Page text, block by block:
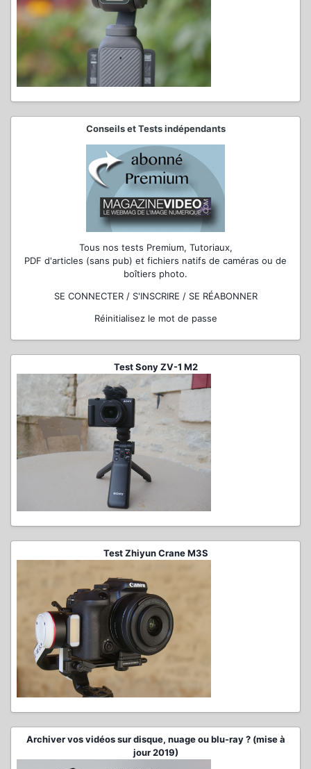
Conseils et Tests indépendants
Tous nos tests Premium, Tutoriaux,
PDF d'articles (sans pub) et fichiers natifs de caméras ou de
boîtiers photo.
SE CONNECTER / S'INSCRIRE / SE RÉABONNER
Réinitialisez le mot de passe
Test Sony ZV-1 M2
Test Zhiyun Crane M3S
Archiver vos vidéos sur disque, nuage ou blu-ray ? (mise à
jour 2019)